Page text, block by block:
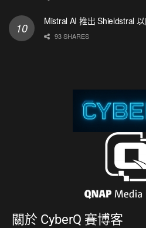
Mistral AI 推出 Shieldstral
93 SHARES
關於 CyberQ 賽博客